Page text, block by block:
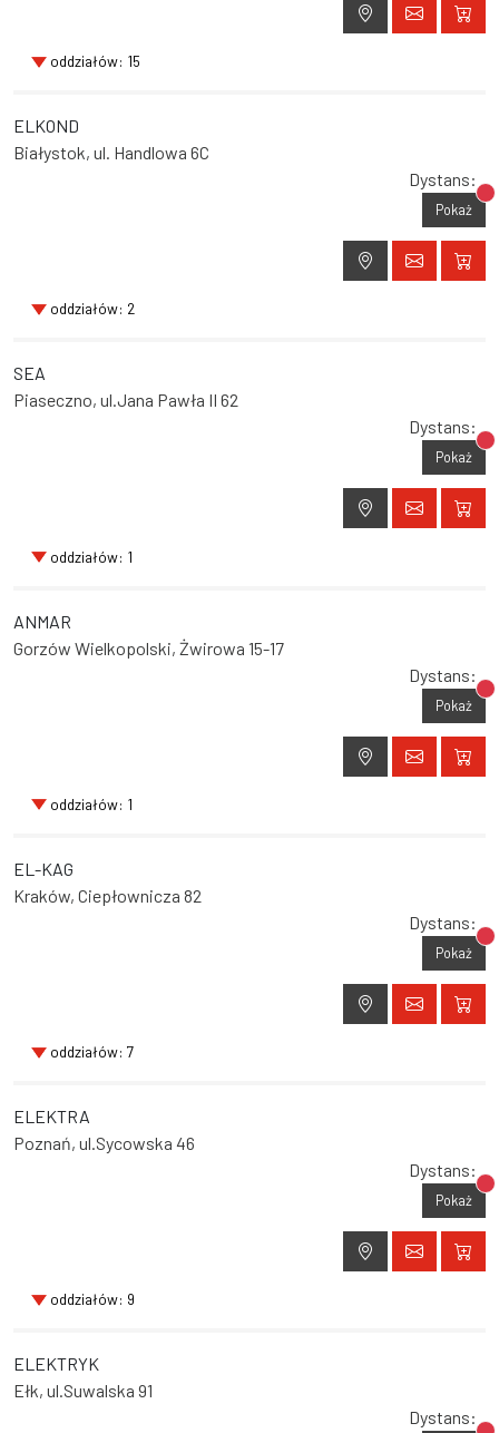
oddziałów: 15
ELKOND
Białystok, ul. Handlowa 6C
Dystans:
Pokaż
oddziałów: 2
SEA
Piaseczno, ul.Jana Pawła II 62
Dystans:
Pokaż
oddziałów: 1
ANMAR
Gorzów Wielkopolski, Żwirowa 15-17
Dystans:
Pokaż
oddziałów: 1
EL-KAG
Kraków, Ciepłownicza 82
Dystans:
Pokaż
oddziałów: 7
ELEKTRA
Poznań, ul.Sycowska 46
Dystans:
Pokaż
oddziałów: 9
ELEKTRYK
Ełk, ul.Suwalska 91
Dystans: